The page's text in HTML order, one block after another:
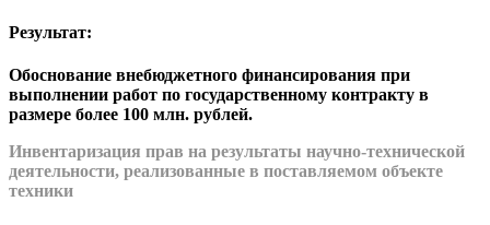
Результат:
Обоснование внебюджетного финансирования при
выполнении работ по государственному контракту в
размере более 100 млн. рублей.
Инвентаризация прав на результаты научно-технической
деятельности, реализованные в поставляемом объекте
техники